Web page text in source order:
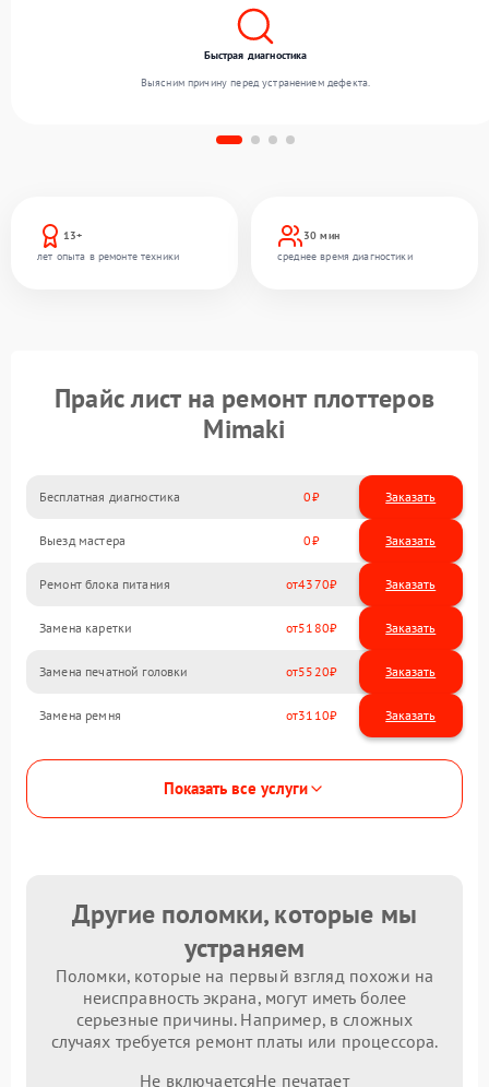
13+
лет опыта в ремонте техники
30 мин
среднее время диагностики
Быстрая диагностика
Выясним причину перед устранением дефекта.
Прайс лист на ремонт плоттеров
Mimaki
Бесплатная диагностика 0 Заказать
Выезд мастера 0 Заказать
Ремонт блока питания 4370
Замена каретки 5180
Замена печатной головки 5520
Замена ремня 3110
Показать все услуги
Другие поломки, которые мы
устраняем
Поломки, которые на первый взгляд похожи на
неисправность экрана, могут иметь более
серьезные причины. Например, в сложных
случаях требуется ремонт платы или процессора.
Не включаетсяНе печатает